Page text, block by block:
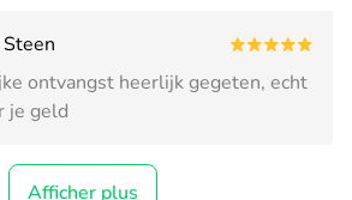
Steen
ontvangst heerlijk gegeten, echt
je geld
Afficher plus